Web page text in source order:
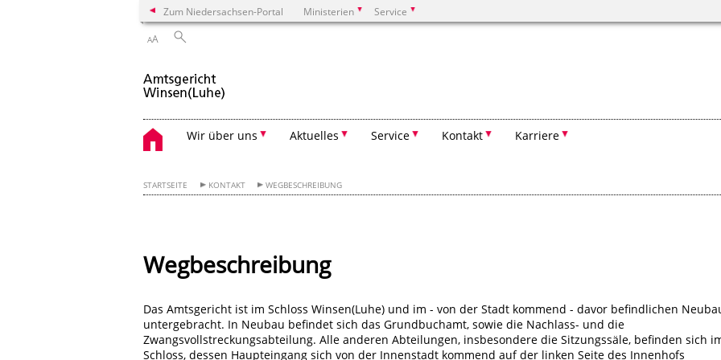
Zum Niedersachsen-Portal Ministerien Service
AA
Wir über uns Aktuelles Service Kontakt Karriere
STARTSEITE KONTAKT WEGBESCHREIBUNG
Wegbeschreibung
Das Amtsgericht ist im Schloss Winsen(Luhe) und im - von der Stadt kommend - davor befindlichen
untergebracht. In Neubau befindet sich das Grundbuchamt, sowie die Nachlass- und die
Zwangsvollstreckungsabteilung. Alle anderen Abteilungen, insbesondere die Sitzungssäle, befinden sich
Schloss, dessen Haupteingang sich von der Innenstadt kommend auf der linken Seite des Innenhofs